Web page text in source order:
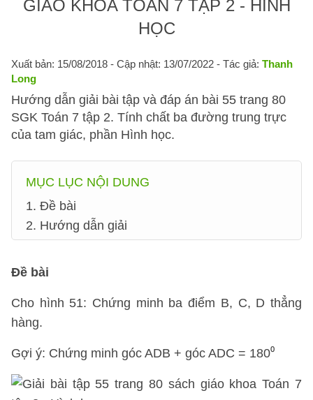
GIÁO KHOA TOÁN 7 TẬP 2 - HÌNH
HỌC
Xuất bản: 15/08/2018 - Cập nhật: 13/07/2022 - Tác giả: Thanh
Long
Hướng dẫn giải bài tập và đáp án bài 55 trang 80
SGK Toán 7 tập 2. Tính chất ba đường trung trực
của tam giác, phần Hình học.
MỤC LỤC NỘI DUNG
1. Đề bài
2. Hướng dẫn giải
Đề bài
Cho hình 51: Chứng minh ba điểm B, C, D thẳng
hàng.
Gợi ý: Chứng minh góc ADB + góc ADC = 180⁰